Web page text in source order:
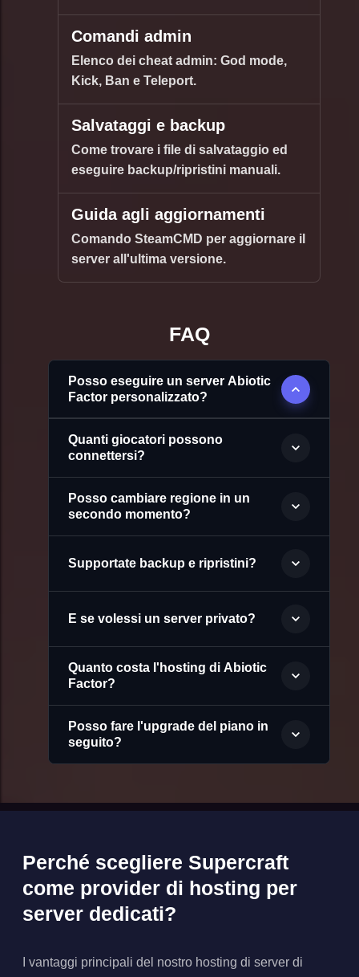
Comandi admin
Elenco dei cheat admin: God mode,
Kick, Ban e Teleport.
Salvataggi e backup
Come trovare i file di salvataggio ed
eseguire backup/ripristini manuali.
Guida agli aggiornamenti
Comando SteamCMD per aggiornare il
server all'ultima versione.
FAQ
Posso eseguire un server Abiotic
Factor personalizzato?
Quanti giocatori possono
connettersi?
Posso cambiare regione in un
secondo momento?
Supportate backup e ripristini?
E se volessi un server privato?
Quanto costa l'hosting di Abiotic
Factor?
Posso fare l'upgrade del piano in
seguito?
Perché scegliere Supercraft
come provider di hosting per
server dedicati?
I vantaggi principali del nostro hosting di server di